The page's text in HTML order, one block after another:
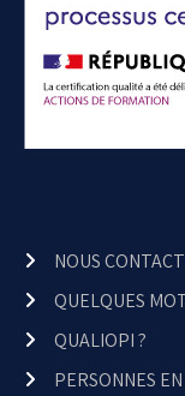
NOUS
QUELQUES
QUALIOPI ?
PERSONNES